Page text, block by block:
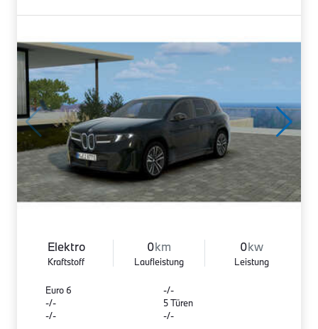
Elektro
Kraftstoff
0km
Laufleistung
0kw
Leistung
Euro 6
-/-
-/-
-/-
5 Türen
-/-